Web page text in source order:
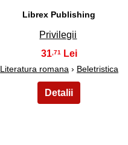
Librex Publishing
Privilegii
31 ,71
Literatura romana› Beletristica